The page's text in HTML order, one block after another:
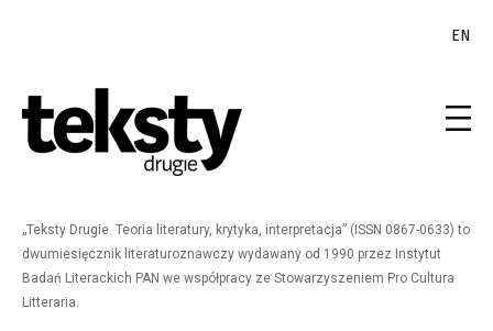
EN
„Teksty Drugie. Teoria literatury, krytyka, interpretacja” (ISSN 0867-0633) to
dwumiesięcznik literaturoznawczy wydawany od 1990 przez Instytut
Badań Literackich PAN we współpracy ze Stowarzyszeniem Pro Cultura
Litteraria.